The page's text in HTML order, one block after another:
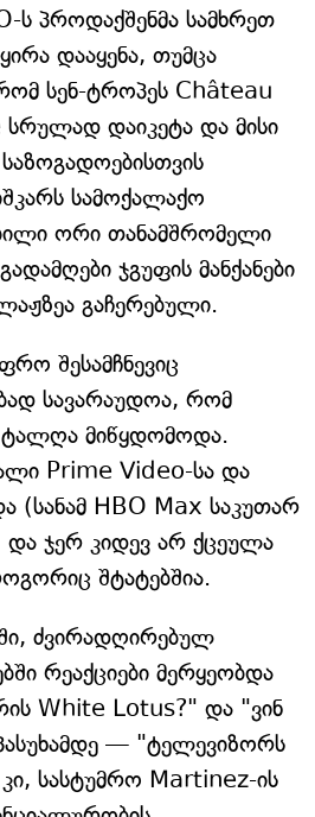
პროდაქშენმა სამხრეთ
დააყენა, თუმცა
სენ-ტროპეს Château
დაიკეტა და მისი
სამოქალაქო
ორი თანამშრომელი
ჯგუფის მანქანები
გაჩერებული.
შესამჩნევიც
სავარაუდოა, რომ
ტალღა მიწყდომოდა.
Prime Video-სა და
(სანამ HBO Max საკუთარ
და ჯერ კიდევ არ ქცეულა
შტატებშია.
ძვირადღირებულ
რეაქციები მერყეობდა
White Lotus?" და "ვინ
— "ტელევიზორს
სასტუმრო Martinez-ის